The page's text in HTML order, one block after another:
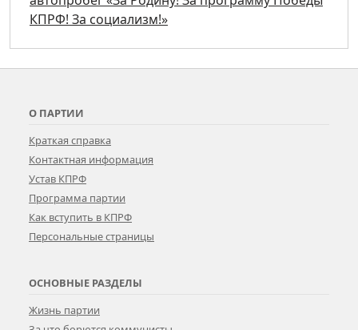
КПРФ! За социализм!»
О ПАРТИИ
Краткая справка
Контактная информация
Устав КПРФ
Программа партии
Как вступить в КПРФ
Персональные страницы
ОСНОВНЫЕ РАЗДЕЛЫ
Жизнь партии